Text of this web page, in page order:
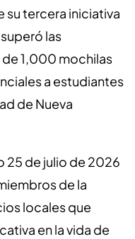
su tercera iniciativa
las
1,000 mochilas
a estudiantes
de Nueva
25 de julio de 2026
de la
locales que
en la vida de